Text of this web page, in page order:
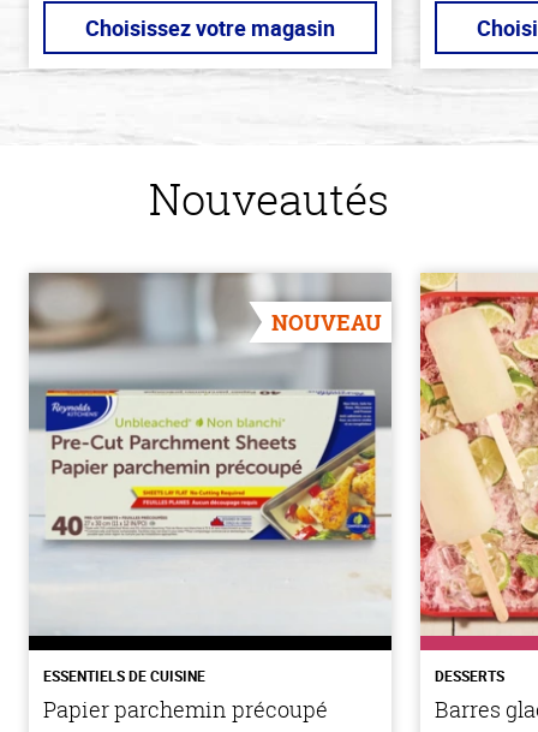
Choisissez votre magasin
Nouveautés
NOUVEAU
ESSENTIELS DE CUISINE
Papier parchemin précoupé
DESSERTS
Barres